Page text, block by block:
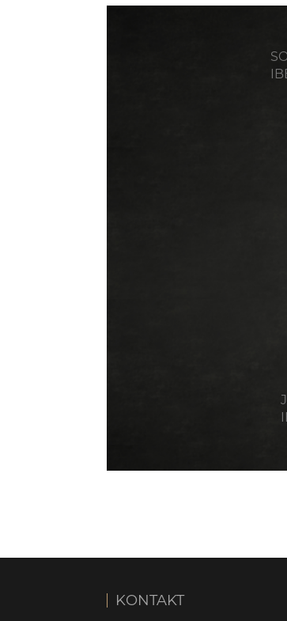
KONTAKT